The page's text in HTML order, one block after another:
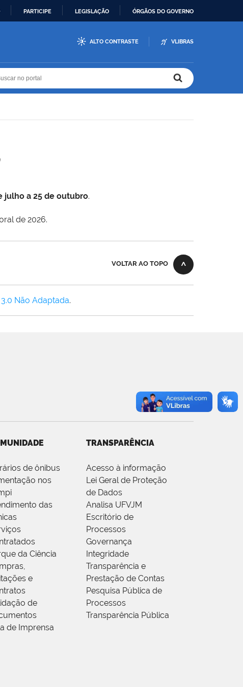
PARTICIPE LEGISLAÇÃO ÓRGÃOS DO GOVERNO
ALTO CONTRASTE VLIBRAS
julho a 25 de outubro.
de 2026.
VOLTAR AO TOPO
Não Adaptada.
de ônibus
nos
das
da Ciência
e
de
de Imprensa
TRANSPARÊNCIA
Acesso à informação
Lei Geral de Proteção
de Dados
Analisa UFVJM
Escritório de
Processos
Governança
Integridade
Transparência e
Prestação de Contas
Pesquisa Pública de
Processos
Transparência Pública